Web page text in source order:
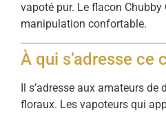
vapoté pur. Le flacon
manipulation confortable.
À qui s’adresse ce
Il s’adresse aux amateurs de
floraux. Les vapoteurs qui